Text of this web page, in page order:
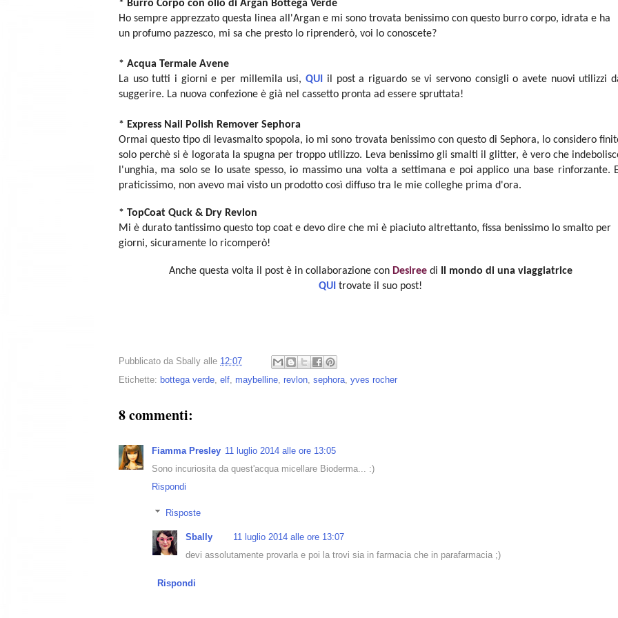
* Burro Corpo con olio di Argan Bottega Verde
Ho sempre apprezzato questa linea all'Argan e mi sono trovata benissimo con questo burro corpo, idrata e ha
un profumo pazzesco, mi sa che presto lo riprenderò, voi lo conoscete?
* Acqua Termale Avene
La uso tutti i giorni e per millemila usi,QUI
il post a riguardo se vi servono consigli o avete nuovi utilizzi
suggerire. La nuova confezione è già nel cassetto pronta ad essere spruttata!
* Express Nail Polish Remover Sephora
Ormai questo tipo di levasmalto spopola, io mi sono trovata benissimo con questo di Sephora, lo considero
solo perchè si è logorata la spugna per troppo utilizzo. Leva benissimo gli smalti il glitter, è vero che
l'unghia, ma solo se lo usate spesso, io massimo una volta a settimana e poi applico una base rinforzante.
praticissimo, non avevo mai visto un prodotto così diffuso tra le mie colleghe prima d'ora.
* TopCoat Quck & Dry Revlon
Mi è durato tantissimo questo top coat e devo dire che mi è piaciuto altrettanto, fissa benissimo lo smalto per
giorni, sicuramente lo ricomperò!
Anche questa volta il post è in collaborazione con Desireedi Il mondo di una viaggiatrice
QUI trovate il suo post!
Pubblicato da Sbally alle 12:07
Etichette: bottega verde elf maybelline revlon sephora yves rocher
8 commenti:
Fiamma Presley 11 luglio 2014 alle ore 13:05
Sono incuriosita da quest'acqua micellare Bioderma... :)
Rispondi
Risposte
Sbally
11 luglio 2014 alle ore 13:07
devi assolutamente provarla e poi la trovi sia in farmacia che in parafarmacia ;)
Rispondi